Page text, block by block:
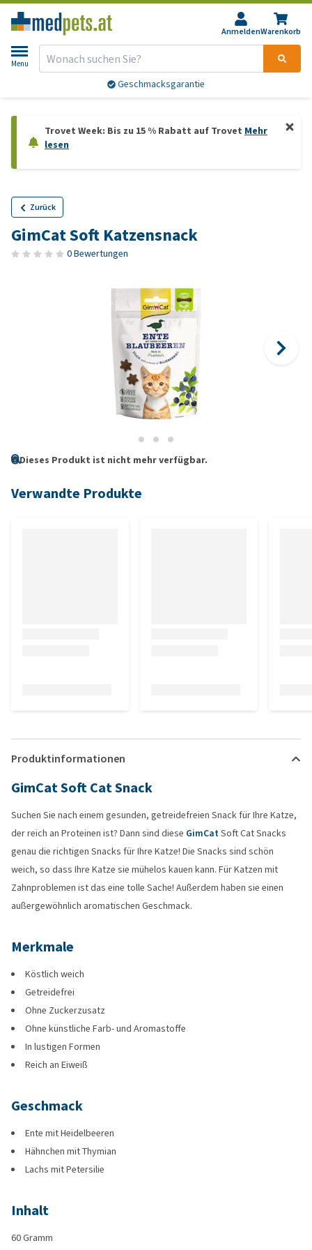
AnmeldenWarenkorb
Menu
Geschmacksgarantie
Trovet Week: Bis zu 15 % Rabatt auf Trovet Mehr
lesen
Zurück
GimCat Soft Katzensnack
0 Bewertungen
Dieses Produkt ist nicht mehr verfügbar.
Verwandte Produkte
Produktinformationen
GimCat Soft Cat Snack
Suchen Sie nach einem gesunden, getreidefreien Snack für Ihre Katze,
der reich an Proteinen ist? Dann sind diese GimCatSoft Cat Snacks
genau die richtigen Snacks für Ihre Katze! Die Snacks sind schön
weich, so dass Ihre Katze sie mühelos kauen kann. Für Katzen mit
Zahnproblemen ist das eine tolle Sache! Außerdem haben sie einen
außergewöhnlich aromatischen Geschmack.
Merkmale
Köstlich weich
Getreidefrei
Ohne Zuckerzusatz
Ohne künstliche Farb- und Aromastoffe
In lustigen Formen
Reich an Eiweiß
Geschmack
Ente mit Heidelbeeren
Hähnchen mit Thymian
Lachs mit Petersilie
Inhalt
60 Gramm